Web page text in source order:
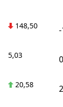
148,50
5,03
20,58